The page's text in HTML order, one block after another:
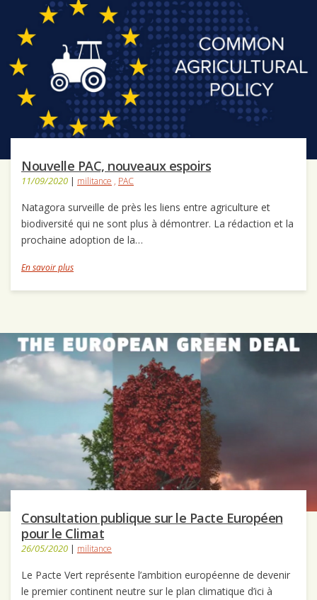
Nouvelle PAC, nouveaux espoirs
11/09/2020 | militance , PAC
Natagora surveille de près les liens entre agriculture et
biodiversité qui ne sont plus à démontrer. La rédaction et la
prochaine adoption de la…
En savoir plus
Consultation publique sur le Pacte Européen
pour le Climat
26/05/2020 | militance
Le Pacte Vert représente l’ambition européenne de devenir
le premier continent neutre sur le plan climatique d’ici à